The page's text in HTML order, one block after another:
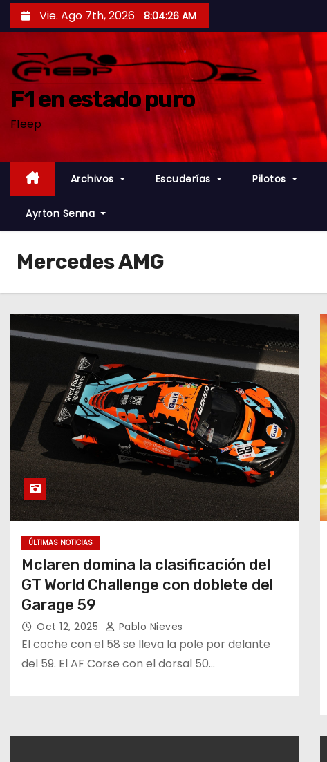
a
c
Vie. Ago 7th, 2026 8:04:27 AM
F1 en estado puro
F1eep
Archivos Escuderías Pilotos
Ayrton Senna
Mercedes AMG
ÚLTIMAS NOTICIAS
Mclaren domina la clasificación del
GT World Challenge con doblete del
Garage 59
Oct 12, 2025 Pablo Nieves
El coche con el 58 se lleva la pole por delante
del 59. El AF Corse con el dorsal 50…